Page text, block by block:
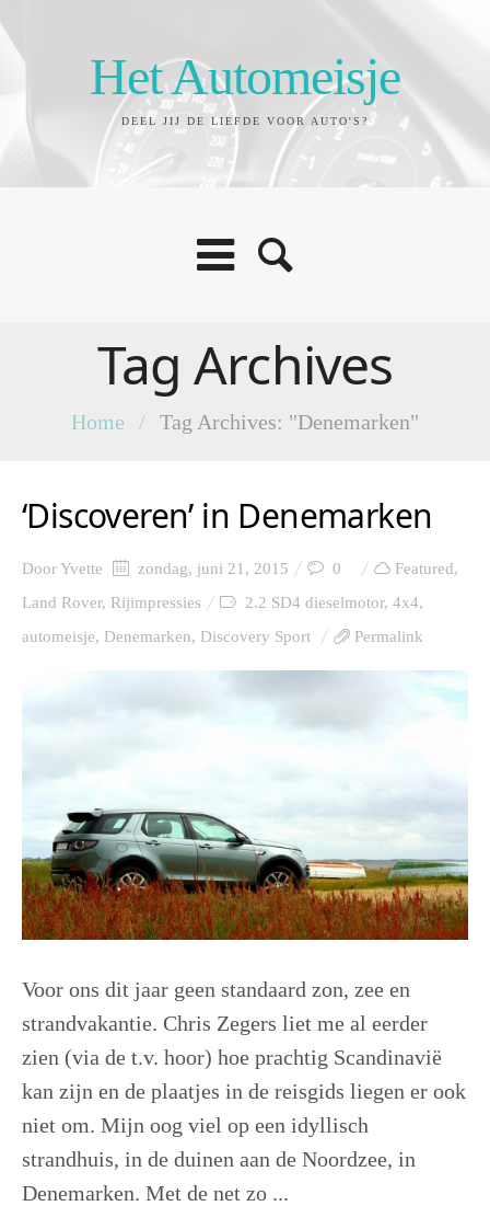
Het Automeisje
DEEL JIJ DE LIEFDE VOOR AUTO'S?
Tag Archives
Home / Tag Archives: "Denemarken"
‘Discoveren’ in Denemarken
DoorYvette zondag, juni 21, 2015 0 Featured,
Land Rover, Rijimpressies 2.2 SD4 dieselmotor, 4x4,
automeisje, Denemarken, Discovery Sport Permalink
Voor ons dit jaar geen standaard zon, zee en
strandvakantie. Chris Zegers liet me al eerder
zien (via de t.v. hoor) hoe prachtig Scandinavië
kan zijn en de plaatjes in de reisgids liegen er ook
niet om. Mijn oog viel op een idyllisch
strandhuis, in de duinen aan de Noordzee, in
Denemarken. Met de net zo ...